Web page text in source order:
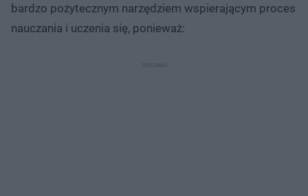
bardzo pożytecznym narzędziem wspierającym proces
nauczania i uczenia się, ponieważ: